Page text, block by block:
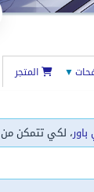
▼ المتجر
، لكي تتمكن